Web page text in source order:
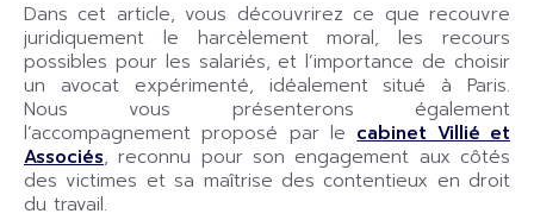
Dans cet article, vous découvrirez ce que recouvre
juridiquement le harcèlement moral, les recours
possibles pour les salariés, et l’importance de choisir
un avocat expérimenté, idéalement situé à Paris.
Nous vous présenterons également
l’accompagnement proposé par le cabinet Villié et
Associés, reconnu pour son engagement aux côtés
des victimes et sa maîtrise des contentieux en droit
du travail.